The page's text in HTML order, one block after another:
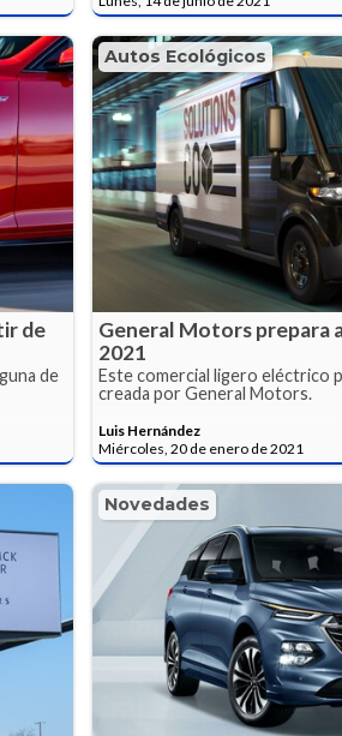
de
de
Autos Ecológicos
General Motors prepara
2021
Este comercial ligero eléctrico
creada por General Motors.
Luis Hernández
Miércoles, 20 de enero de 2021
Novedades